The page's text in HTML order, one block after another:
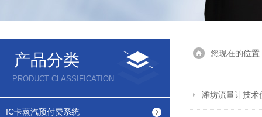
产品分类
PRODUCT CLASSIFICATION
IC卡蒸汽预付费系统
您现在的位置
潍坊流量计技术